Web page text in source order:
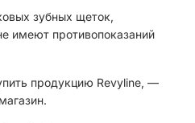
зубных щеток,
имеют противопоказаний
продукцию Revyline, —